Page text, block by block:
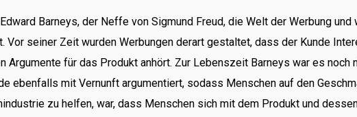
Barneys, der Neffe von Sigmund Freud, die Welt der Werbung und
Vor seiner Zeit wurden Werbungen derart gestaltet, dass der Kunde
Argumente für das Produkt anhört. Zur Lebenszeit Barneys war es noch
ebenfalls mit Vernunft argumentiert, sodass Menschen auf den
zu helfen, war, dass Menschen sich mit dem Produkt und